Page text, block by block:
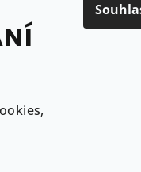
šperku je
či perel
vám přijde v